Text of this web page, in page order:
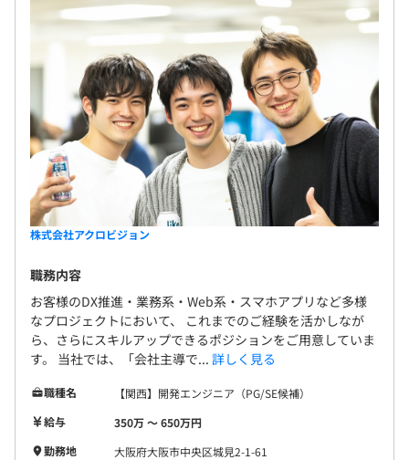
新卒でＩＴ系の会社に就職後、i-modeの海外展開プロジ
フランスやイタリア、ギリシャ、オーストラリアなどで開
発を行う。
29歳の時にアクロビジョンを設立。
現在は、社長業と並行して自ら社内システムの開発や新規
事業のシステム開発も手掛ける。
【エンジニアマネージャー】38歳、女性
製薬会社で使用するシステム開発・運用のプロジェクトマ
ネージャーとしてオフショアの海外開発チームと顧客との
現在は、エンジニアを数十名部下に持ち、ITソリューショ
ン部の組織体制の構築にもあたっています。
【エンジニアマネージャー】43歳、男性
ビッグデータ分析基盤の新規構築案件にて、データ分析エ
ンジニアとして活躍。
現在は、エンジニアを数十名部下に持ち、次世代リーダー
の育成にも注力しています。
株式会社アクロビジョン
職務内容
お客様のDX推進・業務系・Web系・スマホアプリなど多様
なプロジェクトにおいて、 これまでのご経験を活かしなが
ら、さらにスキルアップできるポジションをご用意していま
す。 当社では、「会社主導で... 詳しく見る
職種名
【関西】開発エンジニア（PG/SE候補）
給与
350万 〜 650万円
勤務地
大阪府大阪市中央区城見2-1-61